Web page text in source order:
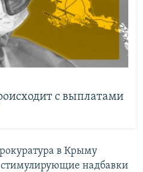
с выплатами
в Крыму
стимулирующие надбавки